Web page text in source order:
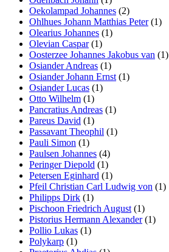
Oekolampad Johannes (2)
Ohlhues Johann Matthias Peter(1)
Olearius Johannes (1)
Olevian Caspar(1)
Oosterzee Johannes Jakobus van (1)
Osiander Andreas (1)
Osiander Johann Ernst (1)
Osiander Lucas (1)
Otto Wilhelm (1)
Pancratius Andreas (1)
Pareus David (1)
Passavant Theophil (1)
Pauli Simon (1)
Paulsen Johannes (4)
Peringer Diepold (1)
Petersen Eginhard (1)
Pfeil Christian Carl Ludwig von (1)
Philipps Dirk (1)
Pischoon Friedrich August (1)
Pistorius Hermann Alexander(1)
Pollio Lukas (1)
Polykarp (1)